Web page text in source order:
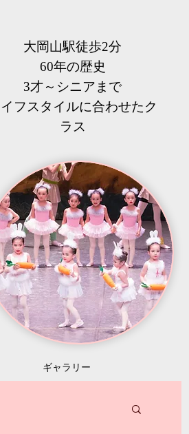
大岡山駅徒歩2分
60年の歴史
3才～シニアまで
フスタイルに合わせたク
ラス
ギャラリー